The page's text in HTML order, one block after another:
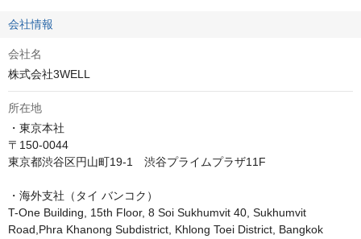
会社情報
会社名
株式会社3WELL
所在地
・東京本社
〒150-0044
東京都渋谷区円山町19-1　渋谷プライムプラザ11F
・海外支社（タイ バンコク）
T-One Building, 15th Floor, 8 Soi Sukhumvit 40, Sukhumvit
Road,Phra Khanong Subdistrict, Khlong Toei District, Bangkok